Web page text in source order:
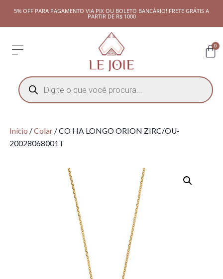
5% OFF PARA PAGAMENTO VIA PIX OU BOLETO BANCÁRIO! FRETE GRÁTIS A
PARTIR DE R$ 1000
0
Início /Colar/ CO HA LONGO ORION ZIRC/OU-
20028068001T